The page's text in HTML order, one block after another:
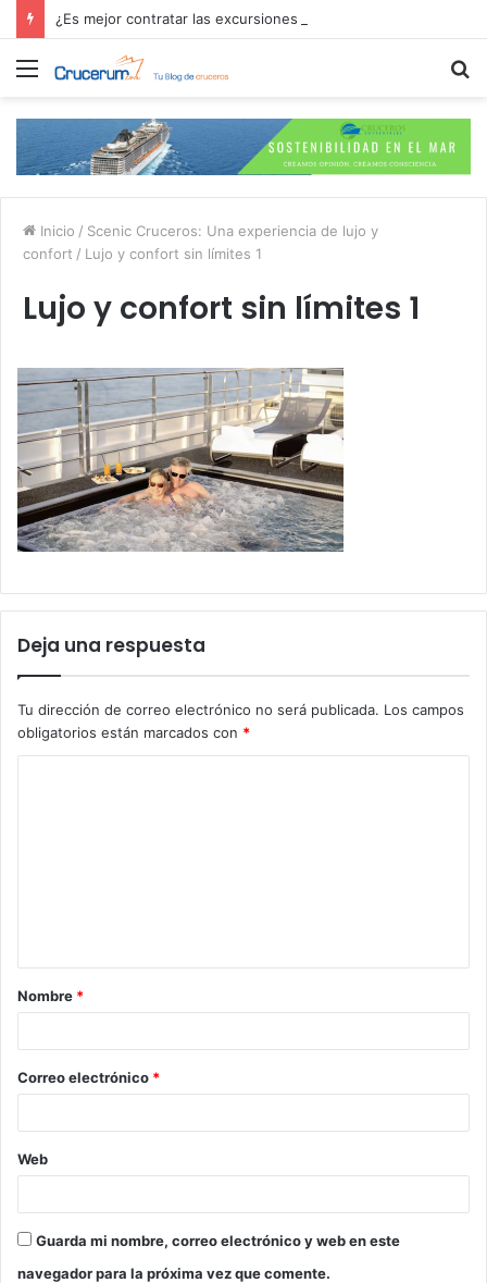
Menú
Inicio / Scenic Cruceros: Una experiencia de lujo y
confort / Lujo y confort sin límites 1
Lujo y confort sin límites 1
Deja una respuesta
Tu dirección de correo electrónico no será publicada. Los campos
obligatorios están marcados con *
a
r
*
Nombre *
Correo electrónico *
Web
Guarda mi nombre, correo electrónico y web en este
navegador para la próxima vez que comente.